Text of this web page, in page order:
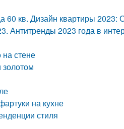
60 кв. Дизайн квартиры 2023:
Антитренды 2023 года в
стене
на кухне
стиля